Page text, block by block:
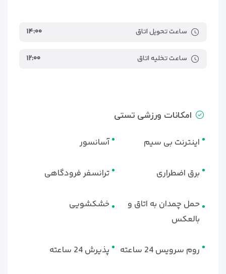
ساعت تحویل اتاق ۱۴:۰۰
ساعت تخلیه اتاق ۱۲:۰۰
امکانات ورزشی تستی
اینترنت بی سیم آسانسور
برق اضطراری ترانسفر فرودگاهی
حمل چمدان به اتاق و
بالعکس
خشکشویی
روم سرویس 24 ساعته پذیرش 24 ساعته